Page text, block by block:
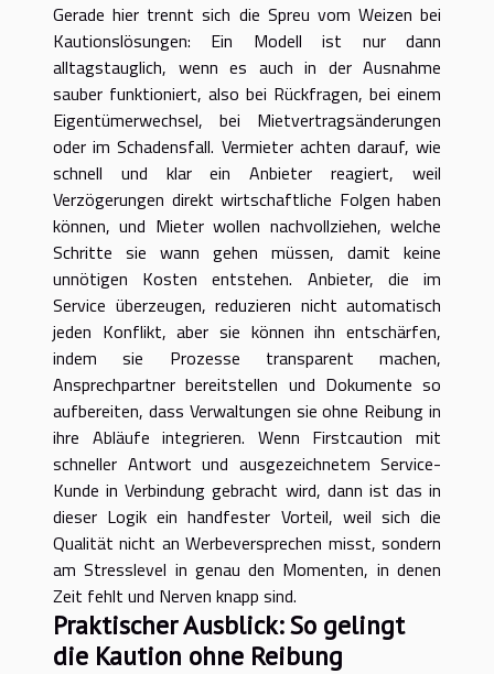
Gerade hier trennt sich die Spreu vom Weizen bei
Kautionslösungen: Ein Modell ist nur dann
alltagstauglich, wenn es auch in der Ausnahme
sauber funktioniert, also bei Rückfragen, bei einem
Eigentümerwechsel, bei Mietvertragsänderungen
oder im Schadensfall. Vermieter achten darauf, wie
schnell und klar ein Anbieter reagiert, weil
Verzögerungen direkt wirtschaftliche Folgen haben
können, und Mieter wollen nachvollziehen, welche
Schritte sie wann gehen müssen, damit keine
unnötigen Kosten entstehen. Anbieter, die im
Service überzeugen, reduzieren nicht automatisch
jeden Konflikt, aber sie können ihn entschärfen,
indem sie Prozesse transparent machen,
Ansprechpartner bereitstellen und Dokumente so
aufbereiten, dass Verwaltungen sie ohne Reibung in
ihre Abläufe integrieren. Wenn Firstcaution mit
schneller Antwort und ausgezeichnetem Service-
Kunde in Verbindung gebracht wird, dann ist das in
dieser Logik ein handfester Vorteil, weil sich die
Qualität nicht an Werbeversprechen misst, sondern
am Stresslevel in genau den Momenten, in denen
Zeit fehlt und Nerven knapp sind.
Praktischer Ausblick: So gelingt
die Kaution ohne Reibung